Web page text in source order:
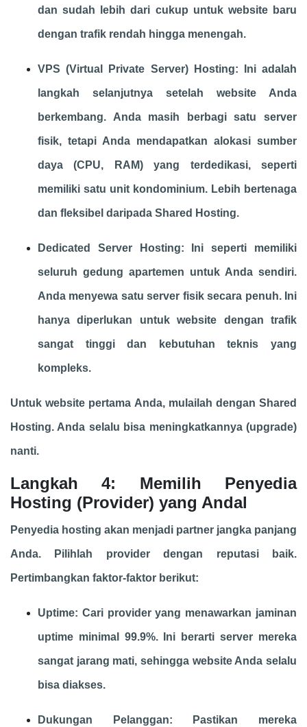
dan sudah lebih dari cukup untuk website baru
dengan trafik rendah hingga menengah.
VPS (Virtual Private Server) Hosting: Ini adalah
langkah selanjutnya setelah website Anda
berkembang. Anda masih berbagi satu server
fisik, tetapi Anda mendapatkan alokasi sumber
daya (CPU, RAM) yang terdedikasi, seperti
memiliki satu unit kondominium. Lebih bertenaga
dan fleksibel daripada Shared Hosting.
Dedicated Server Hosting: Ini seperti memiliki
seluruh gedung apartemen untuk Anda sendiri.
Anda menyewa satu server fisik secara penuh. Ini
hanya diperlukan untuk website dengan trafik
sangat tinggi dan kebutuhan teknis yang
kompleks.
Untuk website pertama Anda, mulailah dengan Shared
Hosting. Anda selalu bisa meningkatkannya (upgrade)
nanti.
Langkah 4: Memilih Penyedia
Hosting (Provider) yang Andal
Penyedia hosting akan menjadi partner jangka panjang
Anda. Pilihlah provider dengan reputasi baik.
Pertimbangkan faktor-faktor berikut:
Uptime: Cari provider yang menawarkan jaminan
uptime minimal 99.9%. Ini berarti server mereka
sangat jarang mati, sehingga website Anda selalu
bisa diakses.
Dukungan Pelanggan: Pastikan mereka